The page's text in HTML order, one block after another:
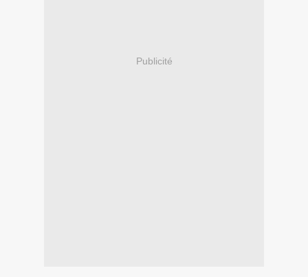
Publicité